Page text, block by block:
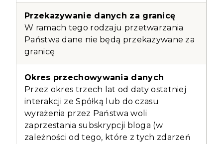
W ramach tego rodzaju przetwarzania
Państwa dane nie będą przekazywane za
granicę
Przez okres trzech lat od daty ostatniej
interakcji ze Spółką lub do czasu
wyrażenia przez Państwa woli
zaprzestania subskrypcji bloga (w
zależności od tego, które z tych zdarzeń